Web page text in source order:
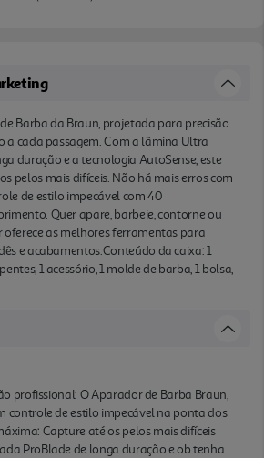
Barba da Braun, projetada para precisão
a cada passagem. Com a lâmina Ultra
duração e a tecnologia AutoSense, este
pelos mais difíceis. Não há mais erros com
de estilo impecável com 40
Quer apare, barbeie, contorne ou
as melhores ferramentas para
e acabamentos.Conteúdo da caixa: 1
1 acessório, 1 molde de barba, 1 bolsa,
profissional: O Aparador de Barba Braun,
controle de estilo impecável na ponta dos
Capture até os pelos mais difíceis
ProBlade de longa duração e ob tenha